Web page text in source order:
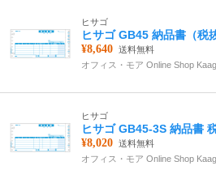
ヒサゴ
ヒサゴ GB45 納品書（税
¥8,640 送料無料
オフィス・モア Online Shop
ヒサゴ
ヒサゴ GB45-3S 納品書
¥8,020 送料無料
オフィス・モア Online Shop